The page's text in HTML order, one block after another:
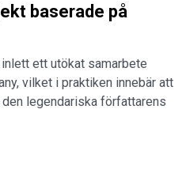
baserade på
ett utökat samarbete
vilket i praktiken innebär att
legendariska författarens